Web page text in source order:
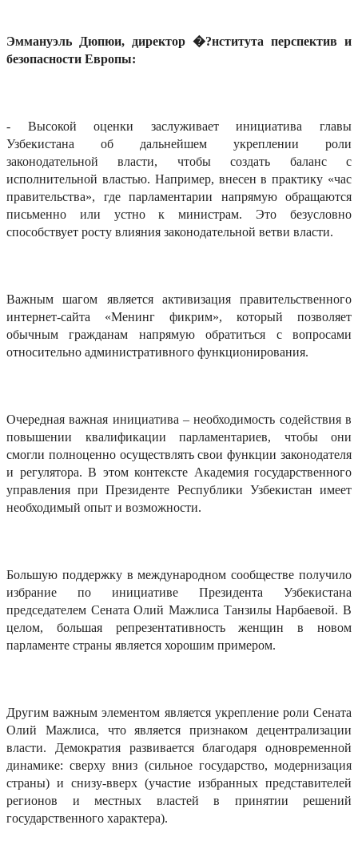
Эммануэль Дюпюи, директор �?нститута перспектив и
безопасности Европы:
- Высокой оценки заслуживает инициатива главы
Узбекистана об дальнейшем укреплении роли
законодательной власти, чтобы создать баланс с
исполнительной властью. Например, внесен в практику «час
правительства», где парламентарии напрямую обращаются
письменно или устно к министрам. Это безусловно
способствует росту влияния законодательной ветви власти.
Важным шагом является активизация правительственного
интернет-сайта «Менинг фикрим», который позволяет
обычным гражданам напрямую обратиться с вопросами
относительно административного функционирования.
Очередная важная инициатива – необходимость содействия в
повышении квалификации парламентариев, чтобы они
смогли полноценно осуществлять свои функции законодателя
и регулятора. В этом контексте Академия государственного
управления при Президенте Республики Узбекистан имеет
необходимый опыт и возможности.
Большую поддержку в международном сообществе получило
избрание по инициативе Президента Узбекистана
председателем Сената Олий Мажлиса Танзилы Нарбаевой. В
целом, большая репрезентативность женщин в новом
парламенте страны является хорошим примером.
Другим важным элементом является укрепление роли Сената
Олий Мажлиса, что является признаком децентрализации
власти. Демократия развивается благодаря одновременной
динамике: сверху вниз (сильное государство, модернизация
страны) и снизу-вверх (участие избранных представителей
регионов и местных властей в принятии решений
государственного характера).